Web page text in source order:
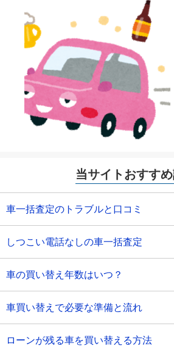
当サイトおすす
車一括査定のトラブルと口コミ
しつこい電話なしの車一括査定
車の買い替え年数はいつ？
車買い替えで必要な準備と流れ
ローンが残る車を買い替える方法